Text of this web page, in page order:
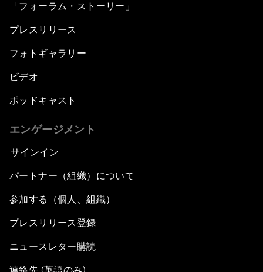
「フォーラム・ストーリー」
プレスリリース
フォトギャラリー
ビデオ
ポッドキャスト
エンゲージメント
サインイン
パートナー（組織）について
参加する（個人、組織）
プレスリリース登録
ニュースレター購読